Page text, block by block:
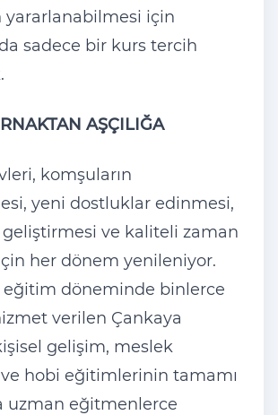
yararlanabilmesi için
sadece bir kurs tercih
AŞÇILIĞA
komşuların
yeni dostluklar edinmesi,
ve kaliteli zaman
her dönem yenileniyor.
eğitim döneminde binlerce
verilen Çankaya
gelişim, meslek
hobi eğitimlerinin tamamı
uzman eğitmenlerce